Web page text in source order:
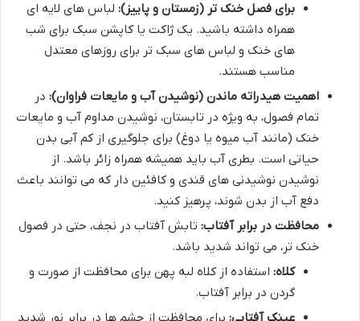
برای فصل خنک تر (زمستان و پاییز): لباس های لایه ای
همراه داشته باشید. یک ژاکت یا کاپشن سبک برای شب
های خنک و لباس های سبک تر برای روزهای معتدل
مناسب هستند.
اهمیت هیدراته ماندن (نوشیدن آب و مایعات فراوان): در
تمام فصول، به ویژه در تابستان، نوشیدن مداوم آب و مایعات
خنک (مانند آب میوه یا دوغ) برای جلوگیری از کم آبی بدن
حیاتی است. بطری آب باید همیشه همراه زائر باشد. از
نوشیدن نوشیدنی های قندی و کافئین دار که می توانند باعث
دفع آب از بدن شوند، پرهیز کنید.
محافظت در برابر آفتاب: تابش آفتاب در نجف، حتی در فصول
خنک تر، می تواند شدید باشد.
کلاه: استفاده از کلاه لبه پهن برای محافظت از صورت و
گردن در برابر آفتاب.